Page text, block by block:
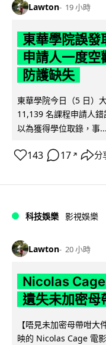
Lawton 19 小時
東華學院誤發
申請人一度
防護缺失
東華學院今日（5 日）
11,139 名課程申請人
以為獲得學位取錄，事...
143 17 ↗ 分
科技娛樂 影視娛樂
Lawton 20 小時
Nicolas
遺失未加密母
【唔見未加密母帶咁
映的 Nicolas Cage 電